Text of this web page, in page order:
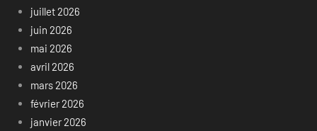
juillet 2026
juin 2026
mai 2026
avril 2026
mars 2026
février 2026
janvier 2026